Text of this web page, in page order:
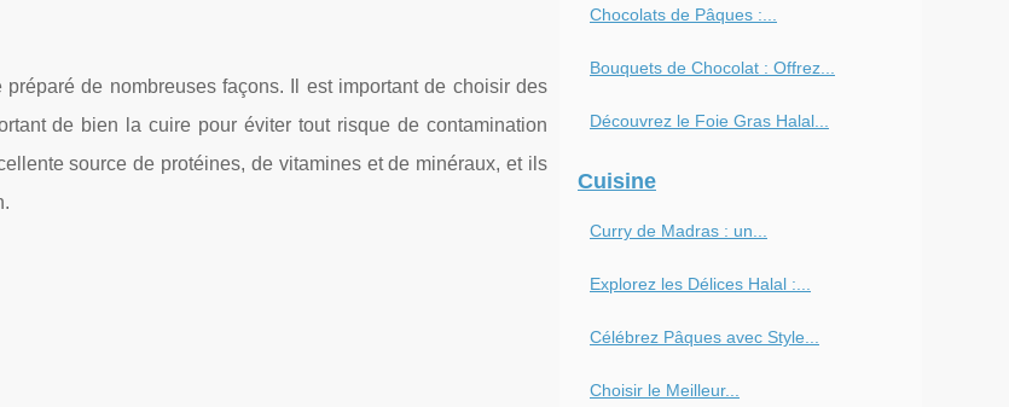
de nombreuses façons. Il est important de choisir des
de bien la cuire pour éviter tout risque de contamination
source de protéines, de vitamines et de minéraux, et ils
Chocolats de Pâques :...
Bouquets de Chocolat : Offrez...
Découvrez le Foie Gras Halal...
Cuisine
Curry de Madras : un...
Explorez les Délices Halal :...
Célébrez Pâques avec Style...
Choisir le Meilleur...